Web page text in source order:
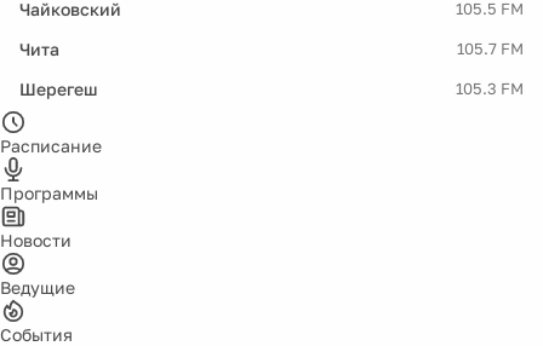
Чайковский 105.5 FM
Чита 105.7 FM
Шерегеш 105.3 FM
Расписание
Программы
Новости
Ведущие
События